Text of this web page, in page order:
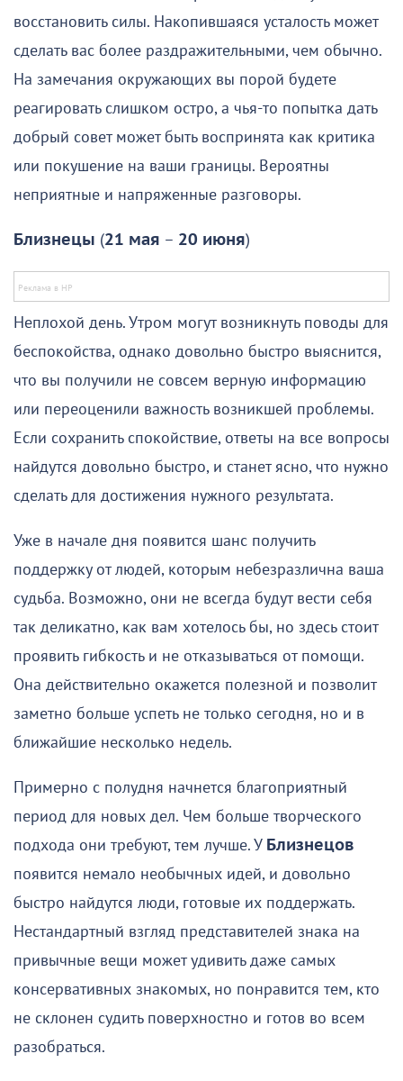
восстановить силы. Накопившаяся усталость может
сделать вас более раздражительными, чем обычно.
На замечания окружающих вы порой будете
реагировать слишком остро, а чья-то попытка дать
добрый совет может быть воспринята как критика
или покушение на ваши границы. Вероятны
неприятные и напряженные разговоры.
Близнецы (21 мая – 20 июня)
Неплохой день. Утром могут возникнуть поводы для
беспокойства, однако довольно быстро выяснится,
что вы получили не совсем верную информацию
или переоценили важность возникшей проблемы.
Если сохранить спокойствие, ответы на все вопросы
найдутся довольно быстро, и станет ясно, что нужно
сделать для достижения нужного результата.
Уже в начале дня появится шанс получить
поддержку от людей, которым небезразлична ваша
судьба. Возможно, они не всегда будут вести себя
так деликатно, как вам хотелось бы, но здесь стоит
проявить гибкость и не отказываться от помощи.
Она действительно окажется полезной и позволит
заметно больше успеть не только сегодня, но и в
ближайшие несколько недель.
Примерно с полудня начнется благоприятный
период для новых дел. Чем больше творческого
подхода они требуют, тем лучше. У Близнецов
появится немало необычных идей, и довольно
быстро найдутся люди, готовые их поддержать.
Нестандартный взгляд представителей знака на
привычные вещи может удивить даже самых
консервативных знакомых, но понравится тем, кто
не склонен судить поверхностно и готов во всем
разобраться.